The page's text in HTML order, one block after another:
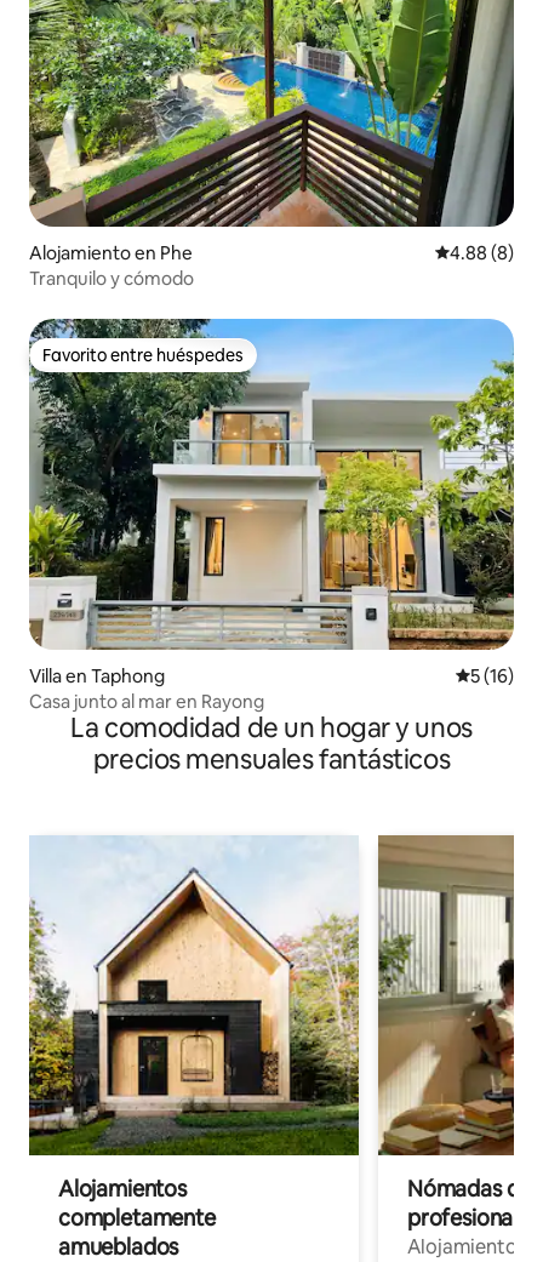
Alojamiento en Phe Calificación
4.88 (8)
Tranquilo y cómodo
Favorito entre huéspedes
Favorito entre huéspedes
Villa en Taphong
5 (16)
Casa junto al mar en Rayong
La comodidad de un hogar y unos
precios mensuales fantásticos
Alojamientos
completamente
amueblados
Nómadas
Alojamientos